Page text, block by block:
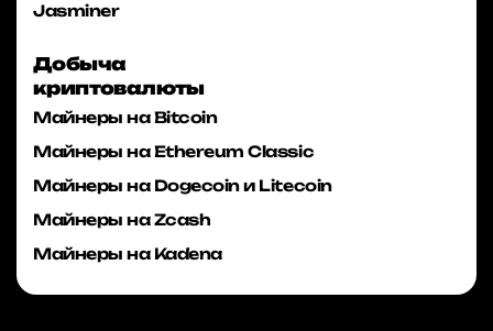
Jasminer
Добыча
криптовалюты
Майнеры на Bitcoin
Майнеры на Ethereum Classic
Майнеры на Dogecoin и Litecoin
Майнеры на Zcash
Майнеры на Kadena